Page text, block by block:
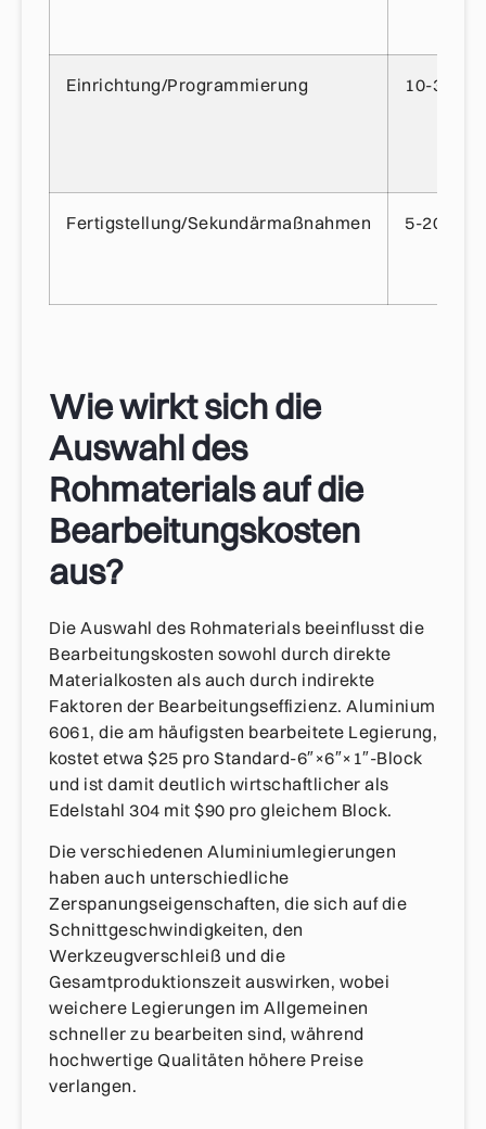
Einrichtung/Programmierung 10-30%
Fertigstellung/Sekundärmaßnahmen 5-20%
Wie wirkt sich die
Auswahl des
Rohmaterials auf die
Bearbeitungskosten
aus?
Die Auswahl des Rohmaterials beeinflusst die
Bearbeitungskosten sowohl durch direkte
Materialkosten als auch durch indirekte
Faktoren der Bearbeitungseffizienz. Aluminium
6061, die am häufigsten bearbeitete Legierung,
kostet etwa $25 pro Standard-6″×6″×1″-Block
und ist damit deutlich wirtschaftlicher als
Edelstahl 304 mit $90 pro gleichem Block.
Die verschiedenen Aluminiumlegierungen
haben auch unterschiedliche
Zerspanungseigenschaften, die sich auf die
Schnittgeschwindigkeiten, den
Werkzeugverschleiß und die
Gesamtproduktionszeit auswirken, wobei
weichere Legierungen im Allgemeinen
schneller zu bearbeiten sind, während
hochwertige Qualitäten höhere Preise
verlangen.